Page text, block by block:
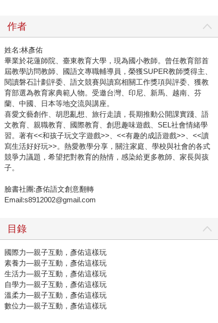
作者
姓名:林彥佑
畢業於花蓮師院、臺東教育大學，現為國小教師。曾任教育部首
屆教學訪問教師、國語文專職輔導員，榮獲SUPER教師獎得主、
閱讀磐石計劃評委、語文競賽與讀寫相關工作獎項與評委、獲教
育部選為教育家典範人物。受邀台灣、印尼、新馬、越南、芬
蘭、中國、日本等地交流與講座。
喜愛文藝創作、胡思亂想、旅行走讀，長期推動公開課實踐、語
文教育、親職教育、國際教育、創思趣味遊戲、SEL社會情緒學
習。著有<<和孩子玩文字遊戲>>、<<有趣的成語遊戲>>、<<讀
寫生活好好玩>>。熱愛教學分享，關注家庭、學校與社會的各式
競爭力議題，希望把對教育的熱情，感染給更多教師、家長與孩
子。
臉書社團:彥佑語文創意翻轉
Email:s8912002@gmail.com
目錄
國際力—親子互動，彥佑這樣玩
素養力—親子互動，彥佑這樣玩
生活力—親子互動，彥佑這樣玩
自學力—親子互動，彥佑這樣玩
溫柔力—親子互動，彥佑這樣玩
數位力—親子互動，彥佑這樣玩